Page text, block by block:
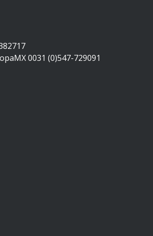
0031 (0)547-729091